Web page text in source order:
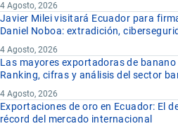
4 Agosto, 2026
Javier Milei visitará Ecuador para
Daniel Noboa: extradición,
4 Agosto, 2026
Las mayores exportadoras de banano
Ranking, cifras y análisis del sector
4 Agosto, 2026
Exportaciones de oro en Ecuador: El
récord del mercado internacional